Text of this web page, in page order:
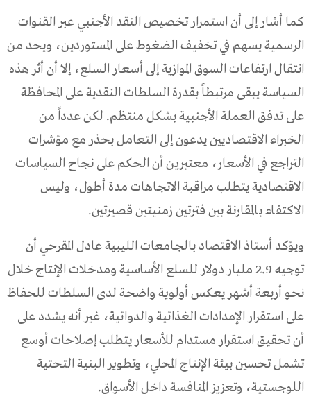
كما أشار إلى أن استمرار تخصيص النقد الأجنبي عبر القنوات
الرسمية يسهم في تخفيف الضغوط على المستوردين، ويحد من
انتقال ارتفاعات السوق الموازية إلى أسعار السلع، إلا أن أثر هذه
السياسة يبقى مرتبطاً بقدرة السلطات النقدية على المحافظة
على تدفق العملة الأجنبية بشكل منتظم. لكن عدداً من
الخبراء الاقتصاديين يدعون إلى التعامل بحذر مع مؤشرات
التراجع في الأسعار، معتبرين أن الحكم على نجاح السياسات
الاقتصادية يتطلب مراقبة الاتجاهات مدة أطول، وليس
الاكتفاء بالمقارنة بين فترتين زمنيتين قصيرتين.
ويؤكد أستاذ الاقتصاد بالجامعات الليبية عادل المقرحي أن
توجيه 2.9 مليار دولار للسلع الأساسية ومدخلات الإنتاج خلال
نحو أربعة أشهر يعكس أولوية واضحة لدى السلطات للحفاظ
على استقرار الإمدادات الغذائية والدوائية، غير أنه يشدد على
أن تحقيق استقرار مستدام للأسعار يتطلب إصلاحات أوسع
تشمل تحسين بيئة الإنتاج المحلي، وتطوير البنية التحتية
اللوجستية، وتعزيز المنافسة داخل الأسواق.